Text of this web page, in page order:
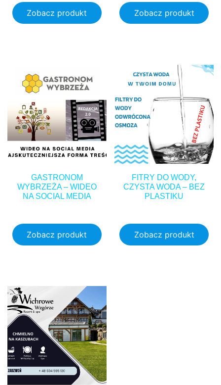
1,000.00zł
Zobacz produkt 2.40zł
Zobacz produkt
GASTRONOM
WYBRZEŻA – WIDEO
NA SOCIAL MEDIA
1,000.00zł 500.00zł
Zobacz produkt
FITRY DO WODY,
CZYSTA WODA – BEZ
PLASTIKU
2,500.00zł
Zobacz produkt